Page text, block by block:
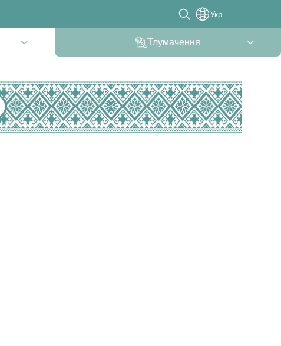
Укр.
Тлумачення